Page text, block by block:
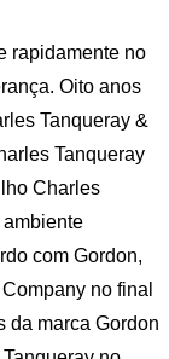
rapidamente no
Oito anos
Tanqueray &
Tanqueray
Charles
ambiente
com Gordon,
no final
da marca Gordon